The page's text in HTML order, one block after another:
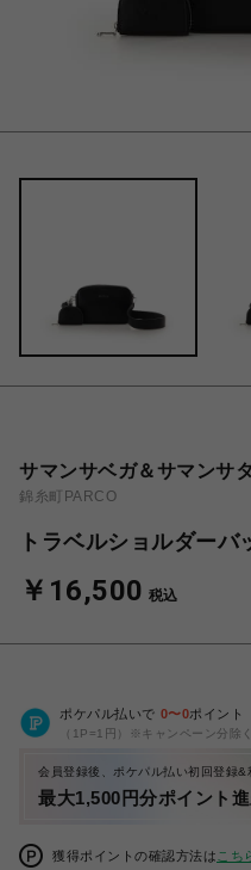
サマンサベガ＆サマンサ
錦糸町PARCO
トラベルショルダーバ
￥16,500 税込
ポケパル払いで 0〜0ポイント
（1P=1円）※キャンペーン分除く
会員登録後、ポケパル払い初回登録&
最大1,500円分ポイント
獲得ポイントの確認方法は こち